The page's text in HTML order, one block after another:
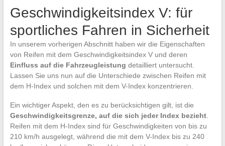
Geschwindigkeitsindex V: für
sportliches Fahren in Sicherheit
In unserem vorherigen Abschnitt haben wir die Eigenschaften
von Reifen mit dem Geschwindigkeitsindex V und deren
Einfluss auf die Fahrzeugleistung detailliert untersucht.
Lassen Sie uns nun auf die Unterschiede zwischen Reifen mit
dem H-Index und solchen mit dem V-Index konzentrieren.
Ein wichtiger Aspekt, den es zu berücksichtigen gilt, ist die
Geschwindigkeitsgrenze, auf die sich jeder Index bezieht.
Reifen mit dem H-Index sind für Geschwindigkeiten von bis zu
210 km/h ausgelegt, während die mit dem V-Index bis zu 240